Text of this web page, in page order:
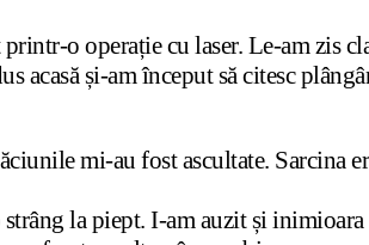
o operație cu laser. Le-am zis
acasă și-am început să citesc
mi-au fost ascultate. Sarcina
la piept. I-am auzit și